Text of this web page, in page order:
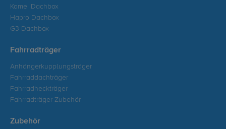
Kamei Dachbox
Hapro Dachbox
G3 Dachbox
Fahrradträger
Anhängerkupplungsträger
Fahrraddachträger
Fahrradheckträger
Fahrradträger Zubehör
Zubehör